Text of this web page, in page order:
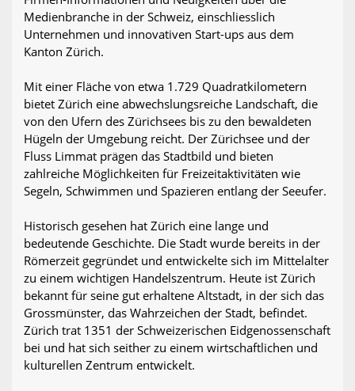
Medienbranche in der Schweiz, einschliesslich
Unternehmen und innovativen Start-ups aus dem
Kanton Zürich.
Mit einer Fläche von etwa 1.729 Quadratkilometern
bietet Zürich eine abwechslungsreiche Landschaft, die
von den Ufern des Zürichsees bis zu den bewaldeten
Hügeln der Umgebung reicht. Der Zürichsee und der
Fluss Limmat prägen das Stadtbild und bieten
zahlreiche Möglichkeiten für Freizeitaktivitäten wie
Segeln, Schwimmen und Spazieren entlang der Seeufer.
Historisch gesehen hat Zürich eine lange und
bedeutende Geschichte. Die Stadt wurde bereits in der
Römerzeit gegründet und entwickelte sich im Mittelalter
zu einem wichtigen Handelszentrum. Heute ist Zürich
bekannt für seine gut erhaltene Altstadt, in der sich das
Grossmünster, das Wahrzeichen der Stadt, befindet.
Zürich trat 1351 der Schweizerischen Eidgenossenschaft
bei und hat sich seither zu einem wirtschaftlichen und
kulturellen Zentrum entwickelt.